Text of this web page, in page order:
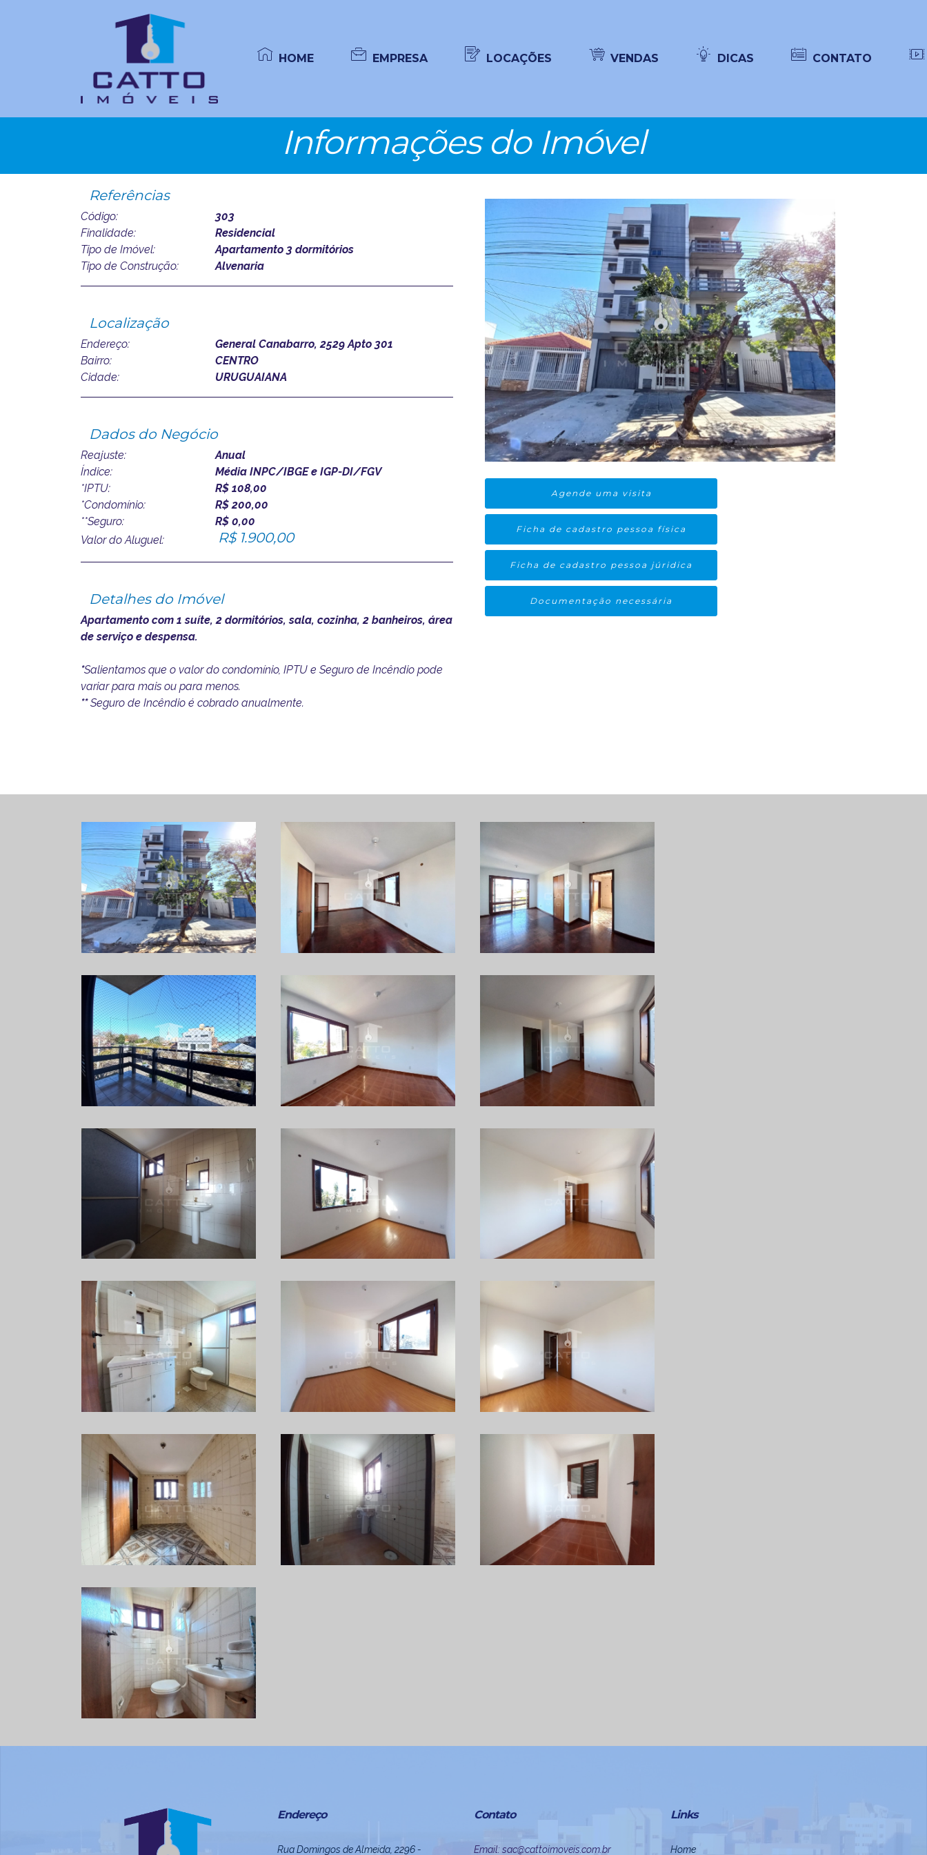
HOME EMPRESA LOCAÇÕES VENDAS DICAS CONTATO
Informações do Imóvel
Referências
Código:
303
Finalidade:
Residencial
Tipo de Imóvel:
Apartamento 3 dormitórios
Tipo de Construção:
Alvenaria
Localização
Endereço:
General Canabarro, 2529 Apto 301
Bairro:
CENTRO
Cidade:
URUGUAIANA
Dados do Negócio
Reajuste:
Anual
Índice:
Média INPC/IBGE e IGP-DI/FGV
*IPTU:
R$ 108,00
*Condomínio:
R$ 200,00
**Seguro:
R$ 0,00
Valor do Aluguel:
R$ 1.900,00
Detalhes do Imóvel
Apartamento com 1 suíte, 2 dormitórios, sala, cozinha, 2 banheiros, área
de serviço e despensa.
*Salientamos que o valor do condomínio, IPTU e Seguro de Incêndio pode
variar para mais ou para menos.
**Seguro de Incêndio é cobrado anualmente.
Agende uma visita
Ficha de cadastro pessoa física
Ficha de cadastro pessoa júridica
Documentação necessária
Endereço
Rua Domingos de Almeida, 2296 -
Contato
Email: sac@cattoimoveis.com.br
Links
Home